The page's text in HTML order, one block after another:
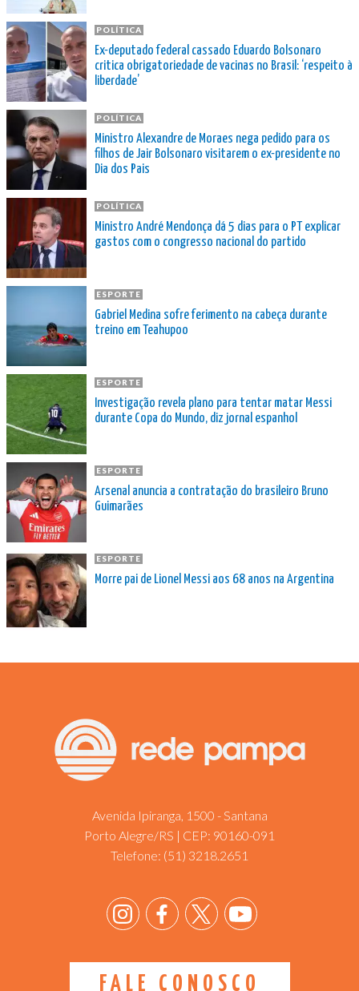
POLÍTICA
Ex-deputado federal cassado Eduardo Bolsonaro
critica obrigatoriedade de vacinas no Brasil: ‘respeito à
liberdade’
POLÍTICA
Ministro Alexandre de Moraes nega pedido para os
filhos de Jair Bolsonaro visitarem o ex-presidente no
Dia dos Pais
POLÍTICA
Ministro André Mendonça dá 5 dias para o PT explicar
gastos com o congresso nacional do partido
ESPORTE
Gabriel Medina sofre ferimento na cabeça durante
treino em Teahupoo
ESPORTE
Investigação revela plano para tentar matar Messi
durante Copa do Mundo, diz jornal espanhol
ESPORTE
Arsenal anuncia a contratação do brasileiro Bruno
Guimarães
ESPORTE
Morre pai de Lionel Messi aos 68 anos na Argentina
Avenida Ipiranga, 1500 - Santana
Porto Alegre/RS | CEP: 90160-091
Telefone: (51) 3218.2651
FALE CONOSCO